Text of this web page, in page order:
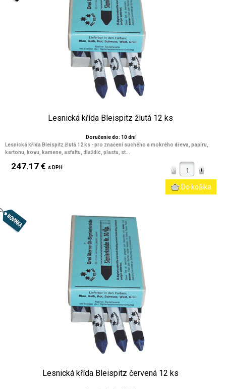
Lesnická křída Bleispitz žlutá 12 ks
Doručenie do: 10 dní
Lesnická křída Bleispitz žlutá 12 ks - pro značení suchého a mokrého dřeva, papíru,
kartonu, kovu, kamene, asfaltu, dlaždic, plastu, st...
247.17 € s DPH
Lesnická křída Bleispitz červená 12 ks